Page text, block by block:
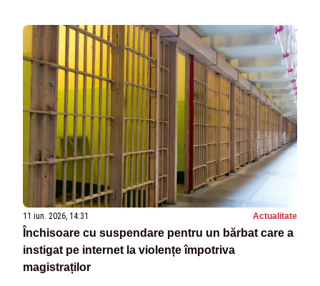
11 iun. 2026, 14:31 Actualitate
Închisoare cu suspendare pentru un bărbat care a
instigat pe internet la violențe împotriva
magistraților